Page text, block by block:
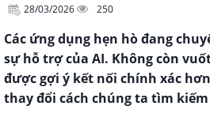
28/03/2026 250
Các ứng dụng hẹn hò đang
sự hỗ trợ của AI. Không còn
được gợi ý kết nối chính xác
thay đổi cách chúng ta tìm